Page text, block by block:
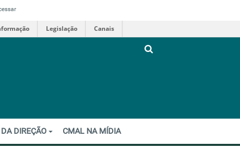
Legislação Canais
DIREÇÃO CMAL NA MÍDIA